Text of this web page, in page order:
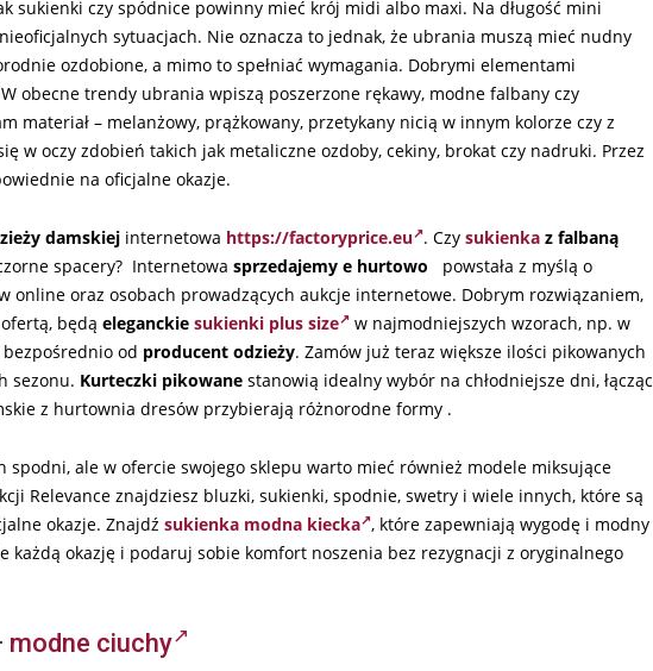
sukienki czy spódnice powinny mieć krój midi albo maxi. Na długość mini
sytuacjach. Nie oznacza to jednak, że ubrania muszą mieć nudny
ozdobione, a mimo to spełniać wymagania. Dobrymi elementami
obecne trendy ubrania wpiszą poszerzone rękawy, modne falbany czy
materiał – melanżowy, prążkowany, przetykany nicią w innym kolorze czy z
w oczy zdobień takich jak metaliczne ozdoby, cekiny, brokat czy nadruki. Przez
na oficjalne okazje.
damskiej internetowa https://factoryprice.eu . Czy sukienka z falbaną
spacery? Internetowa sprzedajemy e hurtowo
powstała z myślą o
online oraz osobach prowadzących aukcje internetowe. Dobrym rozwiązaniem,
będą eleganckie sukienki plus size
w najmodniejszych wzorach, np. w
od producent odzieży. Zamów już teraz większe ilości pikowanych
sezonu. Kurteczki pikowane stanowią idealny wybór na chłodniejsze dni, łącząc
z hurtownia dresów przybierają różnorodne formy .
spodni, ale w ofercie swojego sklepu warto mieć również modele miksujące
Relevance znajdziesz bluzki, sukienki, spodnie, swetry i wiele innych, które są
okazje. Znajdź sukienka modna kiecka , które zapewniają wygodę i modny
każdą okazję i podaruj sobie komfort noszenia bez rezygnacji z oryginalnego
modne ciuchy